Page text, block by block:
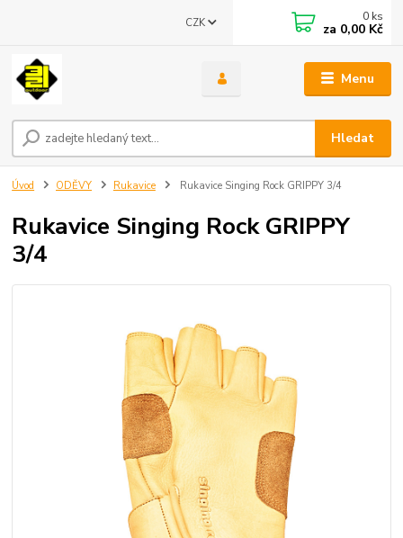
Menu
CZK
Hledat
0 ks
za 0,00 Kč
Úvod ODĚVY Rukavice Rukavice Singing Rock GRIPPY 3/4
Rukavice Singing Rock GRIPPY
3/4